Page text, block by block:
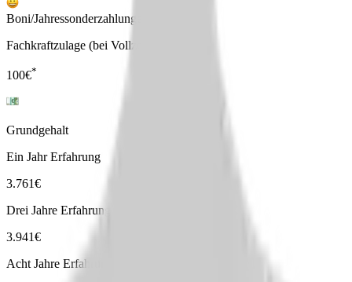
Boni/Jahressonderzahlungen
Fachkraftzulage (bei Vollzeit)
100€*
Grundgehalt
Ein Jahr Erfahrung
3.761€
Drei Jahre Erfahrung
3.941€
Acht Jahre Erfahrung